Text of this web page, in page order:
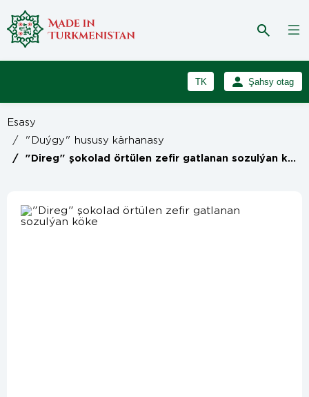
TK
RU
Şahsy otag
Esasy
/
"Duýgy" hususy kärhanasy
/ "Direg" şokolad örtülen zefir gatlanan sozulýan köke